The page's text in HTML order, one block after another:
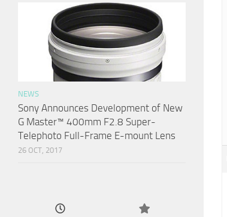
NEWS
Sony Announces Development of New
G Master™ 400mm F2.8 Super-
Telephoto Full-Frame E-mount Lens
26 OCT, 2017